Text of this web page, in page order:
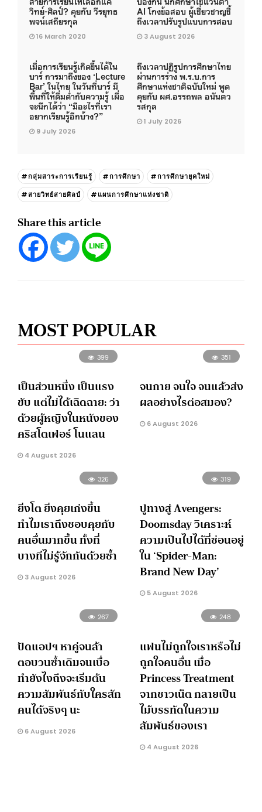
วิทย์-ศิลป์? คุยกับ วีรยุทธ
พจน์เสถียรกุล
16 March 2020
AI โกงข้อสอบ ผู้เชี่ยวชาญชี้
ถึงเวลาปรับรูปแบบการสอบ
3 August 2026
เมื่อการเรียนรู้เกิดขึ้นได้ใน
บาร์ การมาถึงของ ‘Lecture
Bar’ ในไทย ในวันที่บาร์ มี
พื้นที่ให้ดื่มด่ำกับความรู้ เผื่อ
จะนึกได้ว่า “มีอะไรที่เรา
อยากเรียนรู้อีกบ้าง?”
9 July 2026
ถึงเวลาปฏิรูปการศึกษาไทย
ผ่านการร่าง พ.ร.บ.การ
ศึกษาแห่งชาติฉบับใหม่ พูด
คุยกับ ผศ.อรรถพล อนันตว
รสกุล
1 July 2026
#กลุ่มสาระการเรียนรู้ #การศึกษา
#การศึกษายุคใหม่
#สายวิทย์สายศิลป์
#แผนการศึกษาแห่งชาติ
Share this article
MOST POPULAR
399
เป็นส่วนหนึ่ง เป็นแรง
ขับ แต่ไม่ได้เฉิดฉาย: ว่า
ด้วยผู้หญิงในหนังของ
คริสโตเฟอร์ โนแลน
4 August 2026
351
จนกาย จนใจ จนแล้วส่ง
ผลอย่างไรต่อสมอง?
6 August 2026
326
ยิ่งโต ยิ่งคุยเก่งขึ้น
ทำไมเราถึงชอบคุยกับ
คนอื่นมากขึ้น ทั้งที่
บางทีไม่รู้จักกันด้วยซ้ำ
3 August 2026
319
ปูทางสู่ Avengers:
Doomsday วิเคราะห์
ความเป็นไปได้ที่ซ่อนอยู่
ใน ‘Spider-Man:
Brand New Day’
5 August 2026
267
ปัดแอปฯ หาคู่จนล้า
ตอบวนซ้ำเดิมจนเบื่อ
ทำยังไงถึงจะเริ่มต้น
ความสัมพันธ์กับใครสัก
คนได้จริงๆ นะ
6 August 2026
248
แฟนไม่ถูกใจเราหรือไม่
ถูกใจคนอื่น เมื่อ
Princess Treatment
จากชาวเน็ต กลายเป็น
ไม้บรรทัดในความ
สัมพันธ์ของเรา
4 August 2026